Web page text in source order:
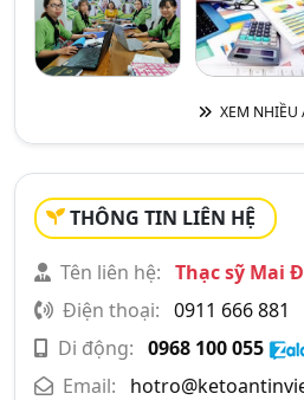
XEM NHIỀU
THÔNG TIN LIÊN HỆ
Tên liên hệ: Thạc sỹ Mai
Điện thoại: 0911 666 881
Di động: 0968 100 055
Email: